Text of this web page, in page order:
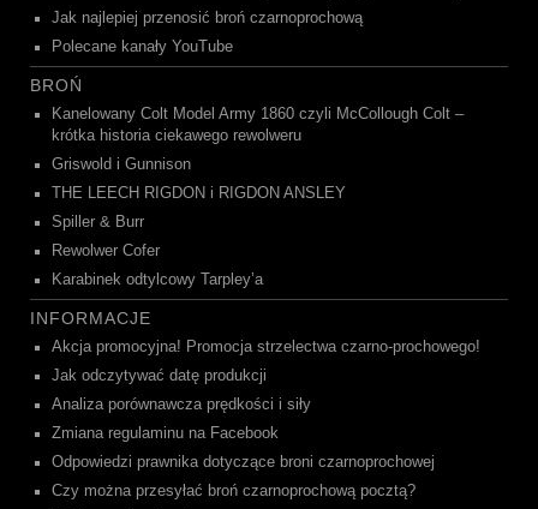
Jak najlepiej przenosić broń czarnoprochową
Polecane kanały YouTube
BROŃ
Kanelowany Colt Model Army 1860 czyli McCollough Colt –
krótka historia ciekawego rewolweru
Griswold i Gunnison
THE LEECH RIGDON i RIGDON ANSLEY
Spiller & Burr
Rewolwer Cofer
Karabinek odtylcowy Tarpley’a
INFORMACJE
Akcja promocyjna! Promocja strzelectwa czarno-prochowego!
Jak odczytywać datę produkcji
Analiza porównawcza prędkości i siły
Zmiana regulaminu na Facebook
Odpowiedzi prawnika dotyczące broni czarnoprochowej
Czy można przesyłać broń czarnoprochową pocztą?